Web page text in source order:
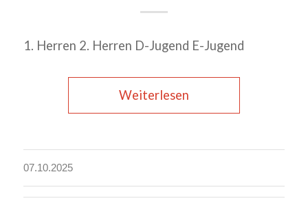
1. Herren 2. Herren D-Jugend E-Jugend
Weiterlesen
07.10.2025